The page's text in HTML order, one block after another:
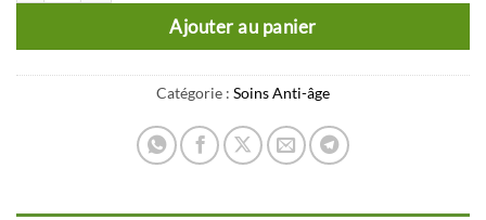
Ajouter au panier
Catégorie : Soins Anti-âge